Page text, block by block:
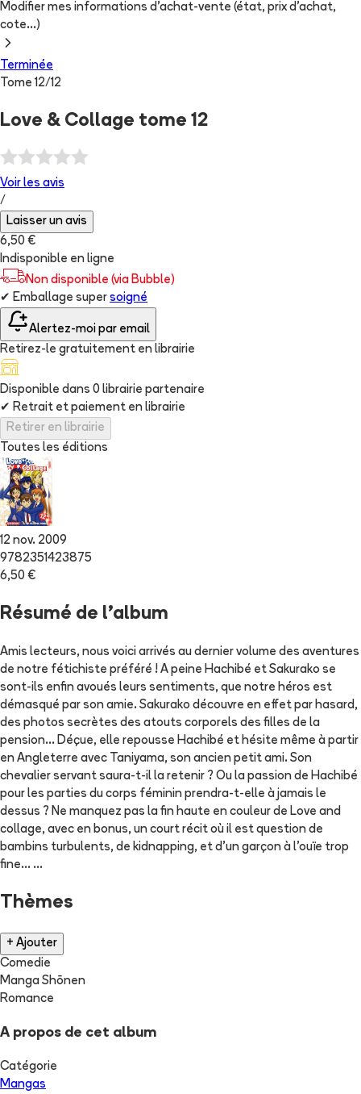
Modifier mes informations d'achat-vente (état, prix d'achat,
cote...)
Terminée
Tome 12/12
Love & Collage tome 12
Voir les avis
/
Laisser un avis
6,50 €
Indisponible en ligne
Non disponible (via Bubble)
✔ Emballage super soigné
Alertez-moi par email
Retirez-le gratuitement en librairie
Disponible dans 0 librairie partenaire
✔ Retrait et paiement en librairie
Retirer en librairie
Toutes les éditions
12 nov. 2009
9782351423875
6,50 €
Résumé de l'album
Amis lecteurs, nous voici arrivés au dernier volume des aventures
de notre fétichiste préféré ! A peine Hachibé et Sakurako se
sont-ils enfin avoués leurs sentiments, que notre héros est
démasqué par son amie. Sakurako découvre en effet par hasard,
des photos secrètes des atouts corporels des filles de la
pension... Déçue, elle repousse Hachibé et hésite même à partir
en Angleterre avec Taniyama, son ancien petit ami. Son
chevalier servant saura-t-il la retenir ? Ou la passion de Hachibé
pour les parties du corps féminin prendra-t-elle à jamais le
dessus ? Ne manquez pas la fin haute en couleur de Love and
collage, avec en bonus, un court récit où il est question de
bambins turbulents, de kidnapping, et d'un garçon à l'ouïe trop
fine... ...
Thèmes
+ Ajouter
Comedie
Manga Shōnen
Romance
A propos de cet album
Catégorie
Mangas